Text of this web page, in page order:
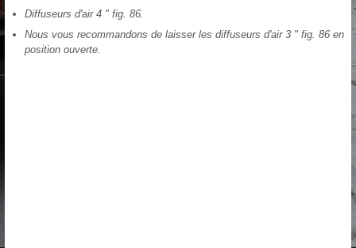
Diffuseurs d'air 4 " fig. 86.
Nous vous recommandons de laisser les diffuseurs d'air 3 " fig. 86 en
position ouverte.